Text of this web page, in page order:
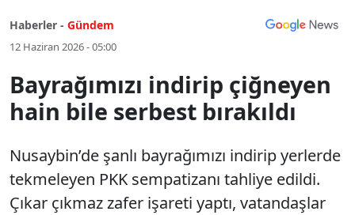
Haberler - Gündem
12 Haziran 2026 - 05:00
Bayrağımızı indirip çiğneyen
hain bile serbest bırakıldı
Nusaybin’de şanlı bayrağımızı indirip yerlerde
tekmeleyen PKK sempatizanı tahliye edildi.
Çıkar çıkmaz zafer işareti yaptı, vatandaşlar